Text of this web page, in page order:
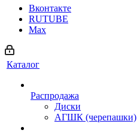
Вконтакте
RUTUBE
Max
Каталог
Распродажа
Диски
АГШК (черепашки)